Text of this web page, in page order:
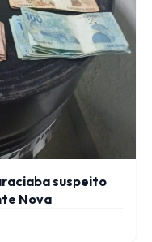
suspeito
Nova